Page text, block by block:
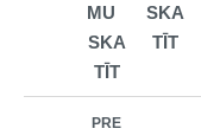
MU
SKA
TĪT
SKA
TĪT
PRE